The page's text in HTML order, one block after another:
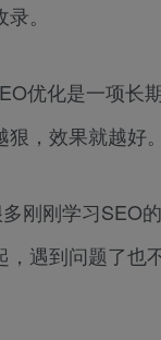
。
优化是一项长
，效果就越好。
刚刚学习SEO
，遇到问题了也